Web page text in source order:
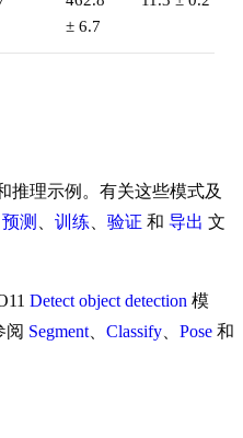
± 6.7
推理示例。有关这些模式及
预测 训练 验证 和 导出 文
Detect object detection 模
阅 Segment Classify Pose 和